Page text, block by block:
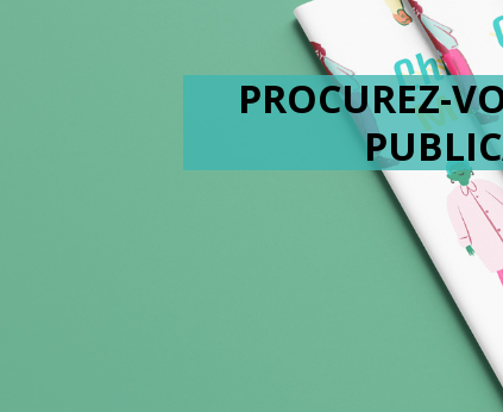
PROCUREZ-